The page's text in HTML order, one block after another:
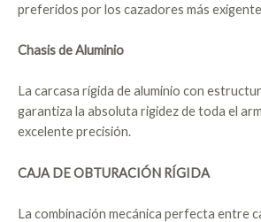
preferidos por los cazadores más
Chasis de Aluminio
La carcasa rígida de aluminio con
garantiza la absoluta rigidez de toda el
excelente precisión.
CAJA DE OBTURACIÓN RÍGIDA
La combinación mecánica perfecta entre